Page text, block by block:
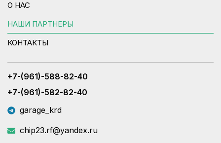
О НАС
НАШИ ПАРТНЕРЫ
КОНТАКТЫ
+7-(961)-588-82-40
+7-(961)-582-82-40
garage_krd
chip23.rf@yandex.ru